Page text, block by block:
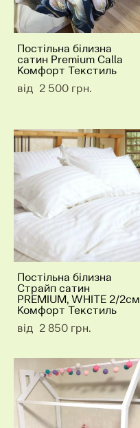
Постільна білизна
сатин Premium Calla
Комфорт Текстиль
від 2 500 грн.
Постільна білизна
Страйп сатин
PREMIUM, WHITE 2/2см
Комфорт Текстиль
від 2 850 грн.